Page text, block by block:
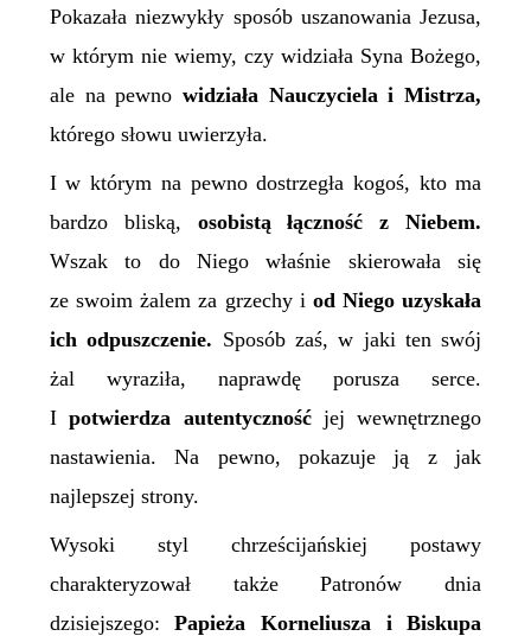
Pokazała niezwykły sposób uszanowania Jezusa,
w którym nie wiemy, czy widziała Syna Bożego,
ale na pewno widziała Nauczyciela i Mistrza,
którego słowu uwierzyła.
I w którym na pewno dostrzegła kogoś, kto ma
bardzo bliską, osobistą łączność z Niebem.
Wszak to do Niego właśnie skierowała się
ze swoim żalem za grzechy i od Niego uzyskała
ich odpuszczenie. Sposób zaś, w jaki ten swój
żal wyraziła, naprawdę porusza serce.
Ipotwierdza autentyczność jej wewnętrznego
nastawienia. Na pewno, pokazuje ją z jak
najlepszej strony.
Wysoki styl chrześcijańskiej postawy
charakteryzował także Patronów dnia
dzisiejszego:Papieża Korneliusza i Biskupa